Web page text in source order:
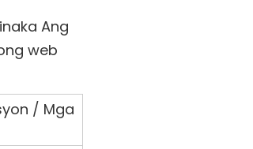
Ang
web
/ Mga